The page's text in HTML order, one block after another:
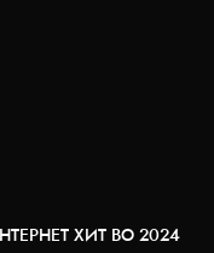
ХИТ ВО 2024